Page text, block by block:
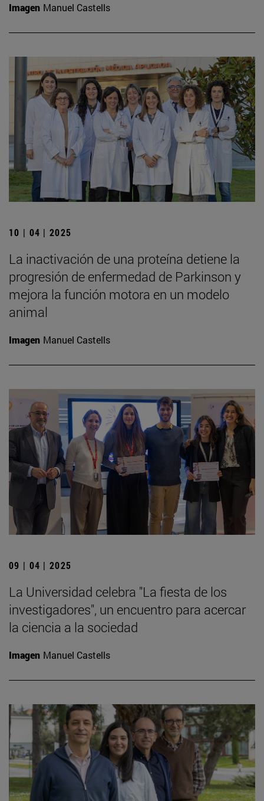
Imagen Manuel Castells
10 | 04 | 2025
La inactivación de una proteína detiene la
progresión de enfermedad de Parkinson y
mejora la función motora en un modelo
animal
Imagen Manuel Castells
09 | 04 | 2025
La Universidad celebra "La fiesta de los
investigadores", un encuentro para acercar
la ciencia a la sociedad
Imagen Manuel Castells